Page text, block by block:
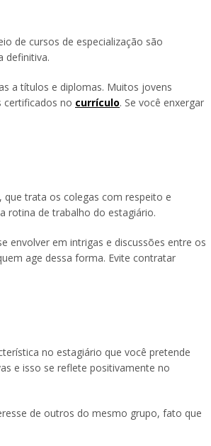
de cursos de especialização são
definitiva.
a títulos e diplomas. Muitos jovens
certificados no currículo. Se você enxergar
trata os colegas com respeito e
rotina de trabalho do estagiário.
envolver em intrigas e discussões entre os
age dessa forma. Evite contratar
no estagiário que você pretende
e isso se reflete positivamente no
de outros do mesmo grupo, fato que